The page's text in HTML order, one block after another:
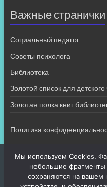
Важные странички
Социальный педагог
Советы психолога
Библиотека
Золотой список для детского
Золотая полка книг
Политика
Мы используем Cookies.
небольшие
сохраняются на